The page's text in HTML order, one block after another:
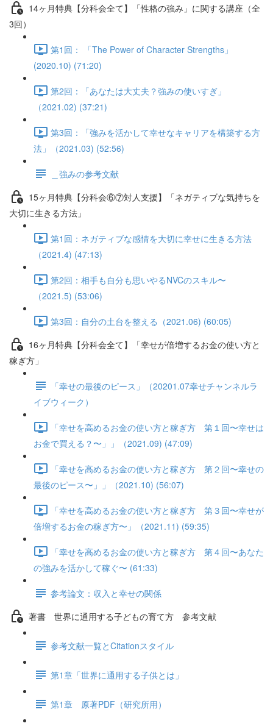
14ヶ月特典【分科会全て】「性格の強み」に関する講座（全
3回）
第1回： 「The Power of Character Strengths」
(2020.10) (71:20)
第2回：「あなたは大丈夫？強みの使いすぎ」
（2021.02) (37:21)
第3回：「強みを活かして幸せなキャリアを構築する方
法」（2021.03) (52:56)
＿強みの参考文献
15ヶ月特典【分科会⑥⑦対人支援】「ネガティブな気持ちを
大切に生きる方法」
第1回：ネガティブな感情を大切に幸せに生きる方法
（2021.4) (47:13)
第2回：相手も自分も思いやるNVCのスキル〜
（2021.5) (53:06)
第3回：自分の土台を整える（2021.06) (60:05)
16ヶ月特典【分科会全て】「幸せが倍増するお金の使い方と
稼ぎ方」
「幸せの最後のピース」（20201.07幸せチャンネルラ
イブウィーク）
「幸せを高めるお金の使い方と稼ぎ方 第１回〜幸せは
お金で買える？〜」」（2021.09) (47:09)
「幸せを高めるお金の使い方と稼ぎ方 第２回〜幸せの
最後のピース〜」」（2021.10) (56:07)
「幸せを高めるお金の使い方と稼ぎ方 第３回〜幸せが
倍増するお金の稼ぎ方〜」（2021.11) (59:35)
「幸せを高めるお金の使い方と稼ぎ方 第４回〜あなた
の強みを活かして稼ぐ〜 (61:33)
参考論文：収入と幸せの関係
著書 世界に通用する子どもの育て方 参考文献
参考文献一覧とCitationスタイル
第1章「世界に通用する子供とは」
第1章 原著PDF（研究所用）